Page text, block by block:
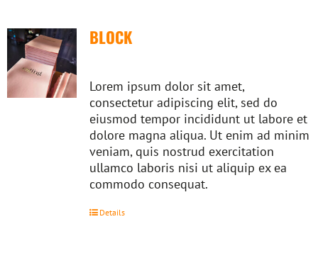
BLOCK
Lorem ipsum dolor sit amet,
consectetur adipiscing elit, sed do
eiusmod tempor incididunt ut labore et
dolore magna aliqua. Ut enim ad minim
veniam, quis nostrud exercitation
ullamco laboris nisi ut aliquip ex ea
commodo consequat.
Details